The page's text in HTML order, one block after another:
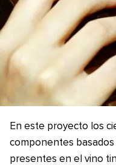
En este proyecto los
componentes
presentes en el vino